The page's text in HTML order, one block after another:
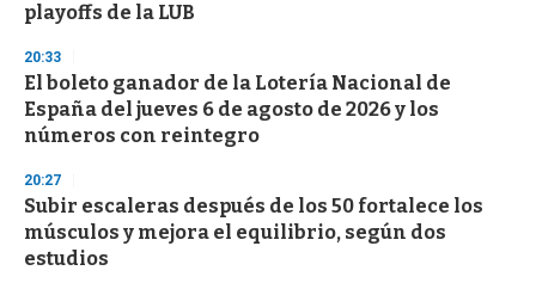
playoffs de la LUB
20:33
El boleto ganador de la Lotería Nacional de
España del jueves 6 de agosto de 2026 y los
números con reintegro
20:27
Subir escaleras después de los 50 fortalece los
músculos y mejora el equilibrio, según dos
estudios